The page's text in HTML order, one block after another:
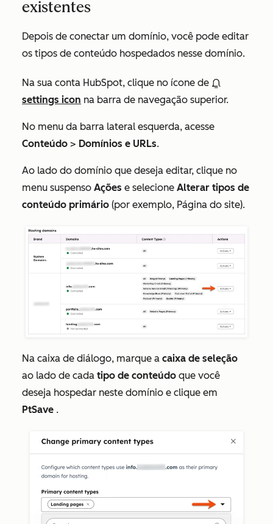
existentes
Depois de conectar um domínio, você pode editar
os tipos de conteúdo hospedados nesse domínio.
Na sua conta HubSpot, clique no ícone de
settings icon na barra de navegação superior.
No menu da barra lateral esquerda, acesse
Conteúdo > Domínios e URLs.
Ao lado do domínio que deseja editar, clique no
menu suspenso Ações e selecione Alterar tipos de
conteúdo primário (por exemplo, Página do site).
Na caixa de diálogo, marque a caixa de seleção
ao lado de cada tipo de conteúdo que você
deseja hospedar neste domínio e clique em
PtSave .